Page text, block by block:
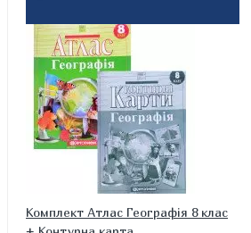
Комплект Атлас Географія 8 клас